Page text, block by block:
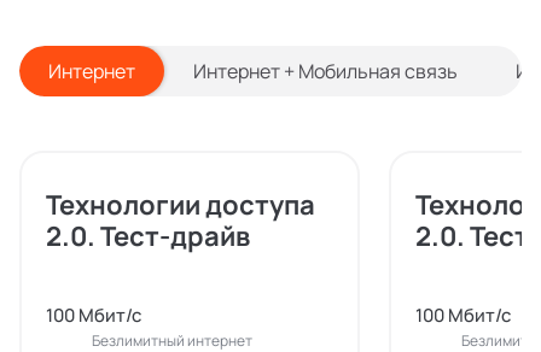
Интернет Интернет + Мобильная связь
Технологии доступа
2.0. Тест-драйв
100 Мбит/с
Безлимитный интернет
2.0.
100 Мбит/с